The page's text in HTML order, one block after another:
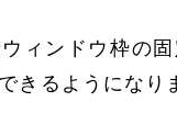
ィンドウ枠の
きるようになり